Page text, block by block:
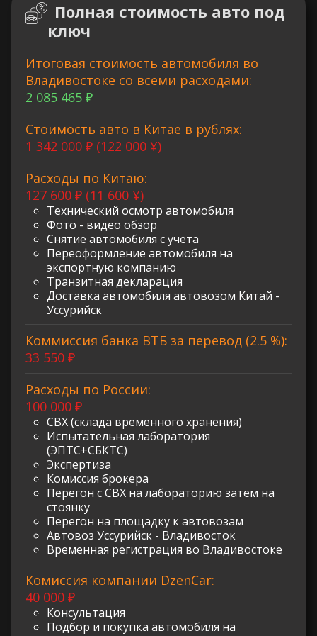
Полная стоимость авто под
ключ
Итоговая стоимость автомобиля во
Владивостоке со всеми расходами:
2 085 465 ₽
Стоимость авто в Китае в рублях:
1 342 000 ₽ (122 000 ¥)
Расходы по Китаю:
127 600 ₽ (11 600 ¥)
Технический осмотр автомобиля
Фото - видео обзор
Снятие автомобиля с учета
Переоформление автомобиля на
экспортную компанию
Транзитная декларация
Доставка автомобиля автовозом Китай -
Уссурийск
Коммиссия банка ВТБ за перевод (2.5 %):
33 550 ₽
Расходы по России:
100 000 ₽
СВХ (склада временного хранения)
Испытательная лаборатория
(ЭПТС+СБКТС)
Экспертиза
Комиссия брокера
Перегон с СВХ на лабораторию затем на
стоянку
Перегон на площадку к автовозам
Автовоз Уссурийск - Владивосток
Временная регистрация во Владивостоке
Комиссия компании DzenCar:
40 000 ₽
Консультация
Подбор и покупка автомобиля на